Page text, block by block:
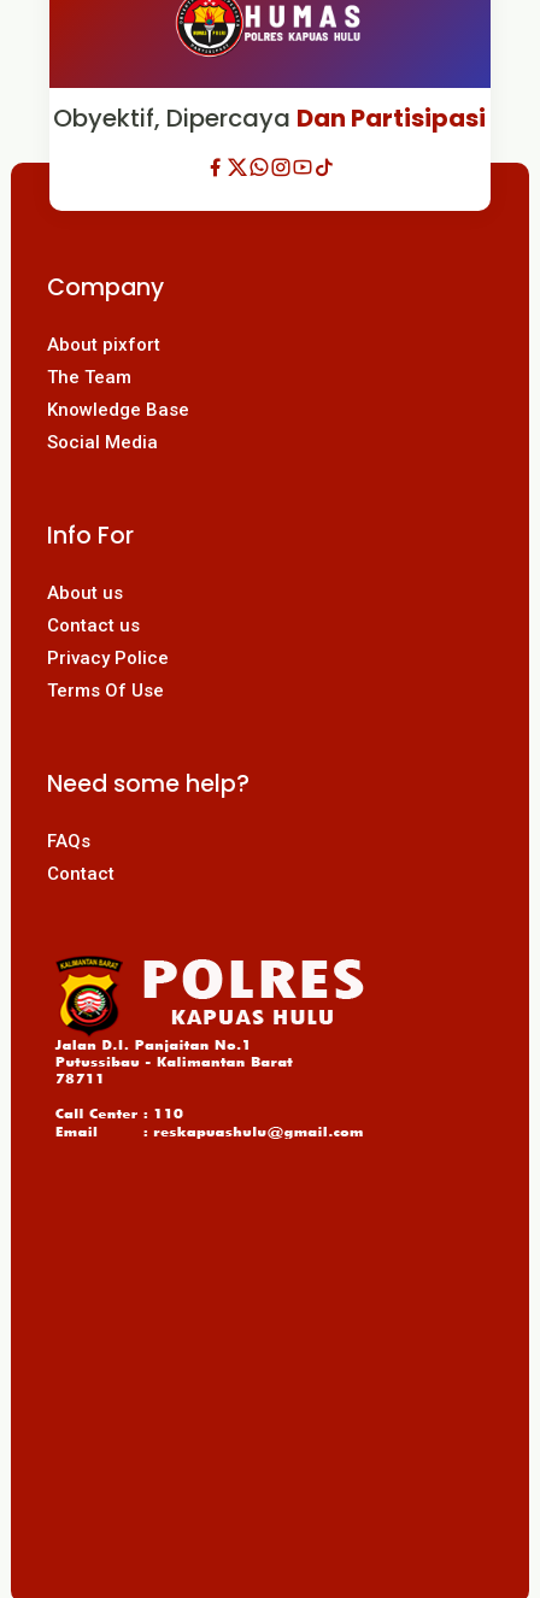
Obyektif, Dipercaya Dan Partisipasi
Company
About pixfort
The Team
Knowledge Base
Social Media
Info For
About us
Contact us
Privacy Police
Terms Of Use
Need some help?
FAQs
Contact